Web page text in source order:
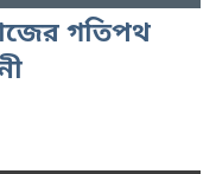
গতিপথ